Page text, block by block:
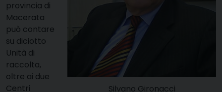
Silvano Gironacci
provincia di
Macerata
può contare
su diciotto
Unità di
raccolta,
oltre ai due
Centri